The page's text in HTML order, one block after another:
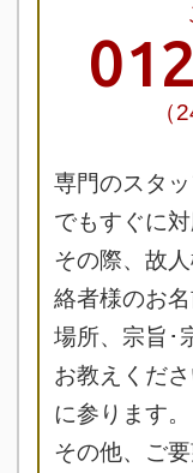
（
専門のスタ
でもすぐに対
その際、故
絡者様のお
場所、宗旨･
お教えくだ
に参ります。
その他、ご